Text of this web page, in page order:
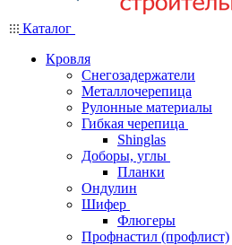
Каталог
Кровля
Снегозадержатели
Металлочерепица
Рулонные материалы
Гибкая черепица
Shinglas
Доборы, углы
Планки
Ондулин
Шифер
Флюгеры
Профнастил (профлист)